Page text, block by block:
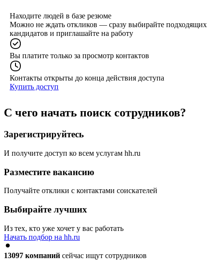
Находите людей в базе резюме
Можно не ждать откликов — сразу выбирайте подходящих
кандидатов и приглашайте на работу
Вы платите только за просмотр контактов
Контакты открыты до конца действия доступа
Купить доступ
С чего начать поиск сотрудников?
Зарегистрируйтесь
И получите доступ ко всем услугам hh.ru
Разместите вакансию
Получайте отклики с контактами соискателей
Выбирайте лучших
Из тех, кто уже хочет у вас работать
Начать подбор на hh.ru
13097 компаний сейчас ищут сотрудников